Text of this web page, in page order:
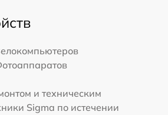
и техническим
Sigma по истечении